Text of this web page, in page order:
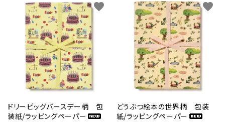
ドリーピッグバースデー柄 包
装紙/ラッピングペーパー
favorite
どうぶつ絵本の世界柄 包装
紙/ラッピングペーパー
favorite